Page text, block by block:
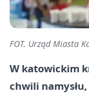
FOT. Urząd Miasta
W katowickim
chwili